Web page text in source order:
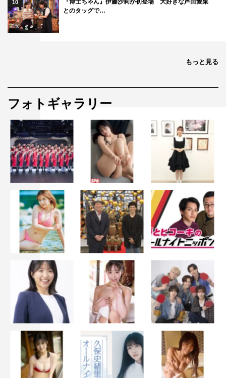
10
とのタッグで…
もっと見る
フォトギャラリー